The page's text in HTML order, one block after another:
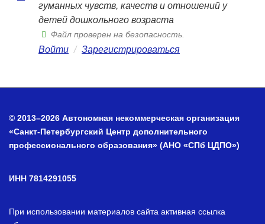
гуманных чувств, качеств и отношений у
детей дошкольного возраста
Файл проверен на безопасность.
Войти / Зарегистрироваться
© 2013–2026 Автономная некоммерческая организация
«Санкт-Петербургский Центр дополнительного
профессионального образования» (АНО «СПб ЦДПО»)
ИНН 7814291055
При использовании материалов сайта активная ссылка